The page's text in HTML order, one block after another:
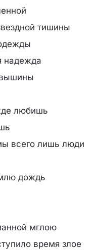
тишины
надежда
любишь
всего лишь люди
дождь
мглою
время злое